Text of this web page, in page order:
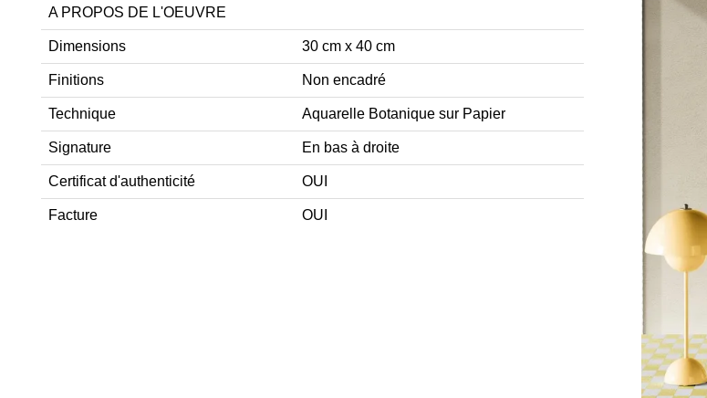
A PROPOS DE L'OEUVRE
Dimensions 30 cm x 40 cm
Finitions Non encadré
Technique Aquarelle Botanique sur Papier
Signature En bas à droite
Certificat d'authenticité OUI
Facture OUI